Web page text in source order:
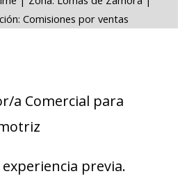
Comisiones por ventas
a Comercial para
previa.